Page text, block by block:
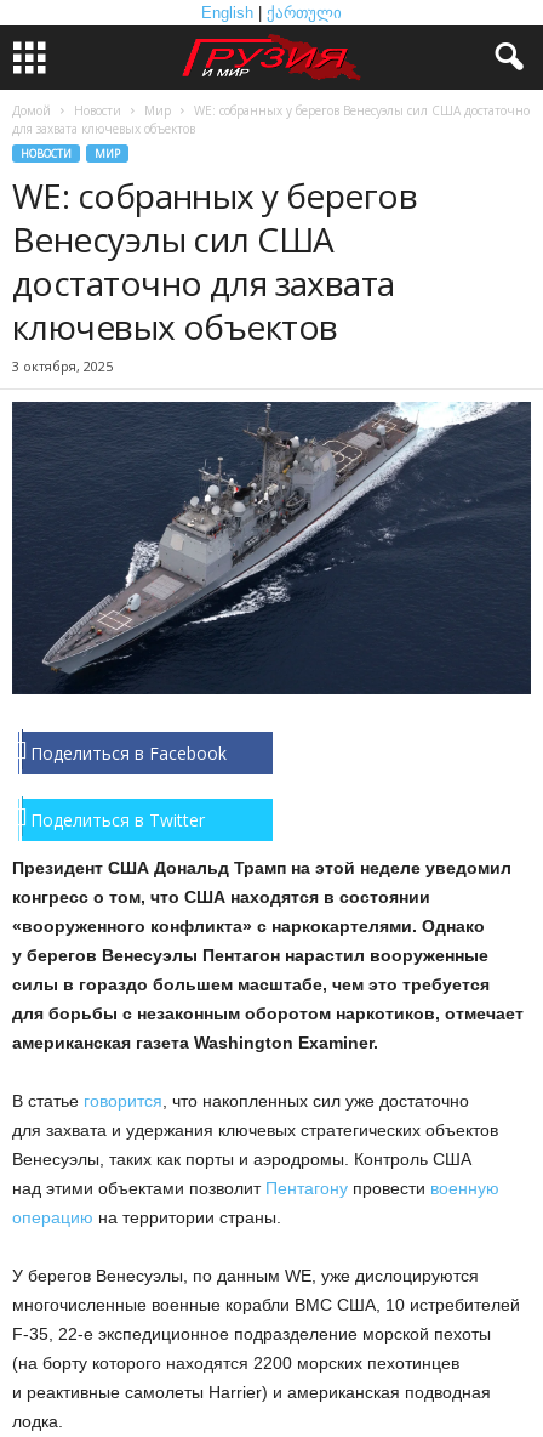
English ქართული
Домой Новости Мир
WE: собранных у берегов Венесуэлы сил США достаточно
для захвата ключевых объектов
НОВОСТИ МИР
WE: собранных у берегов
Венесуэлы сил США
достаточно для захвата
ключевых объектов
3 октября, 2025
Поделиться в Facebook
Поделиться в Twitter
Президент США Дональд Трамп на этой неделе уведомил
конгресс о том, что США находятся в состоянии
«вооруженного конфликта» с наркокартелями. Однако
у берегов Венесуэлы Пентагон нарастил вооруженные
силы в гораздо большем масштабе, чем это требуется
для борьбы с незаконным оборотом наркотиков, отмечает
американская газета Washington Examiner.
В статье говорится , что накопленных сил уже достаточно
для захвата и удержания ключевых стратегических объектов
Венесуэлы, таких как порты и аэродромы. Контроль США
над этими объектами позволит Пентагону провести военную
операцию на территории страны.
У берегов Венесуэлы, по данным WE, уже дислоцируются
многочисленные военные корабли ВМС США, 10 истребителей
F-35, 22-е экспедиционное подразделение морской пехоты
(на борту которого находятся 2200 морских пехотинцев
и реактивные самолеты Harrier) и американская подводная
лодка.